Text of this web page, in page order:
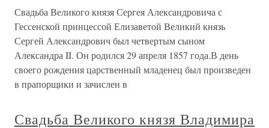
Свадьба Великого князя Сергея Александровича с
Гессенской принцессой Елизаветой Великий князь
Сергей Александрович был четвертым сыном
Александра II. Он родился 29 апреля 1857 года.В день
своего рождения царственный младенец был произведен
в прапорщики и зачислен в
Свадьба Великого князя Владимира